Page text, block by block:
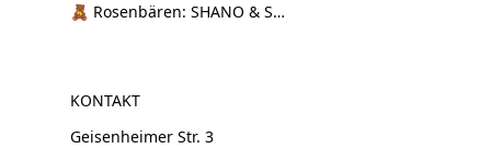
🧸 Rosenbären: SHANO & SHANI
KONTAKT
Geisenheimer Str. 3